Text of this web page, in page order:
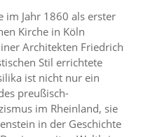
im Jahr 1860 als erster
Kirche in Köln
Architekten Friedrich
Stil errichtete
ist nicht nur ein
preußisch-
im Rheinland, sie
in der Geschichte